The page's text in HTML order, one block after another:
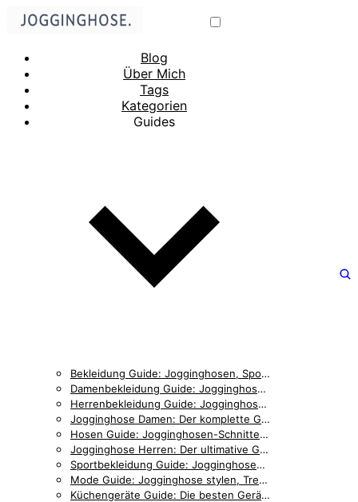
Blog
Über Mich
Tags
Kategorien
Guides
Bekleidung Guide: Jogginghosen, Sportmode & Accessoires im Vergleich
Damenbekleidung Guide: Jogginghosen, Outfits & Styling für Frauen
Herrenbekleidung Guide: Jogginghosen, Accessoires & Styling für Männer
Jogginghose Damen: Der komplette Guide für stilbewusste Frauen
Hosen Guide: Jogginghosen-Schnitte, Details & Passformen im Vergleich
Jogginghose Herren: Der ultimative Guide für Männer
Sportbekleidung Guide: Jogginghosen, Trainingskleidung & Zubehör
Mode Guide: Jogginghose stylen, Trends & Outfit-Inspiration
Küchengeräte Guide: Die besten Geräte für entspanntes Kochen